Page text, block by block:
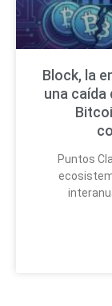
Block, la
una caída
Puntos